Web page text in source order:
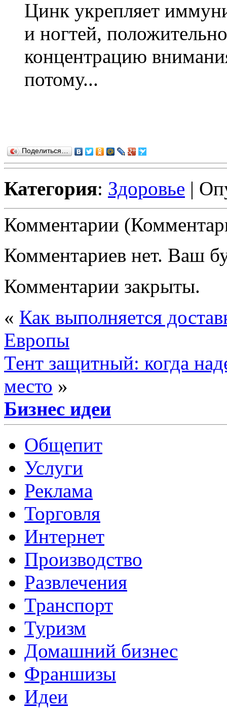
Цинк укрепляет
и ногтей,
концентрацию
потому...
Поделиться…
Категория: Здоровье |
Комментарии
Комментариев нет. Ваш
Комментарии закрыты.
« Как выполняется
Европы
Тент защитный: когда
место »
Бизнес идеи
Общепит
Услуги
Реклама
Торговля
Интернет
Производство
Развлечения
Транспорт
Туризм
Домашний бизнес
Франшизы
Идеи